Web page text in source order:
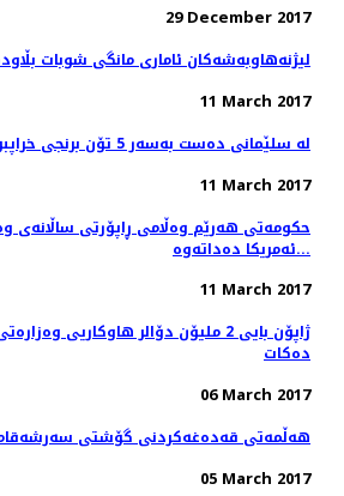
29 December 2017
11 March 2017
له‌ سلێمانی ده‌ست به‌سه‌ر 5 تۆن برنجی خراپبوودا ده‌گیرێت
11 March 2017
حکومەتی هەرێم وەڵامی ڕاپۆرتی ساڵانەی
ئەمریکا دەداتەوە...
11 March 2017
ژاپۆن بایی 2 ملیۆن دۆالر هاوكاریی
دەكات
06 March 2017
هه‌ڵمه‌تی قه‌ده‌غه‌كردنی گۆشتی
05 March 2017